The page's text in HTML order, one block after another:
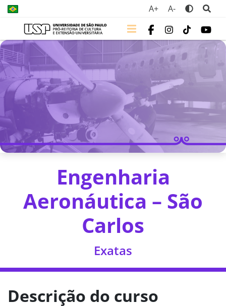
A+ A-
Engenharia
Aeronáutica – São
Carlos
Exatas
Descrição do curso